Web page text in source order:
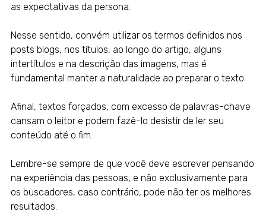
as expectativas da persona.
Nesse sentido, convém utilizar os termos definidos nos
posts blogs, nos títulos, ao longo do artigo, alguns
intertítulos e na descrição das imagens, mas é
fundamental manter a naturalidade ao preparar o texto.
Afinal, textos forçados, com excesso de palavras-chave
cansam o leitor e podem fazê-lo desistir de ler seu
conteúdo até o fim.
Lembre-se sempre de que você deve escrever pensando
na experiência das pessoas, e não exclusivamente para
os buscadores, caso contrário, pode não ter os melhores
resultados.